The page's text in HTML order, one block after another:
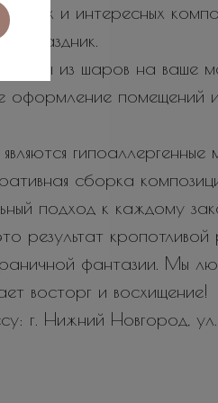
ярких и интересных
праздник.
из шаров на ваше
оформление помещений
гипоаллергенные
сборка
подход к каждому
результат кропотливой
фантазии. Мы
восторг и восхищение!
г. Нижний Новгород, ул.